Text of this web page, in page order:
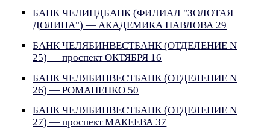
БАНК ЧЕЛИНДБАНК (ФИЛИАЛ "ЗОЛОТАЯ
ДОЛИНА") — АКАДЕМИКА ПАВЛОВА 29
БАНК ЧЕЛЯБИНВЕСТБАНК (ОТДЕЛЕНИЕ N
25) — проспект ОКТЯБРЯ 16
БАНК ЧЕЛЯБИНВЕСТБАНК (ОТДЕЛЕНИЕ N
26) — РОМАНЕНКО 50
БАНК ЧЕЛЯБИНВЕСТБАНК (ОТДЕЛЕНИЕ N
27) — проспект МАКЕЕВА 37